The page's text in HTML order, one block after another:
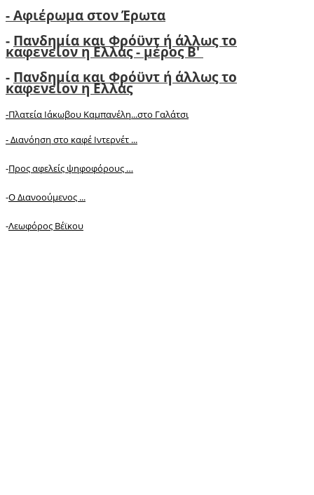
- Αφιέρωμα στον Έρωτα
- Πανδημία και Φρόϋντ ή άλλως το
καφενείον η Ελλάς - μέρος Β'
- Πανδημία και Φρόϋντ ή άλλως το
καφενείον η Ελλάς
-Πλατεία Ιάκωβου Καμπανέλη...στο Γαλάτσι
-Διανόηση στο καφέ Ιντερνέτ ...
-Προς αφελείς ψηφοφόρους …
-Ο Διανοούμενος ...
-Λεωφόρος Βέϊκου